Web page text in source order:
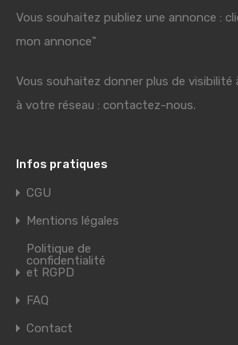
Vous souhaitez publiez une annonce :
mon annonce"
Vous souhaitez donner plus de visibilité
à votre réseau : contactez-nous.
Infos pratiques
CGU
Mentions légales
Politique de
confidentialité
et RGPD
FAQ
Contact